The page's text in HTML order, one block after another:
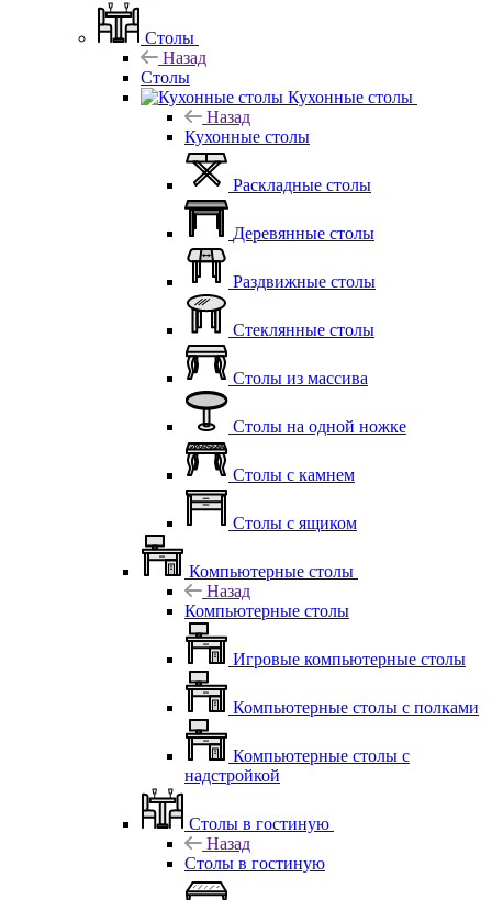
Столы
Назад
Столы
Кухонные столы
Назад
Кухонные столы
Раскладные столы
Деревянные столы
Раздвижные столы
Стеклянные столы
Столы из массива
Столы на одной ножке
Столы с камнем
Столы с ящиком
Компьютерные столы
Назад
Компьютерные столы
Игровые компьютерные столы
Компьютерные столы с полками
Компьютерные столы с
надстройкой
Столы в гостиную
Назад
Столы в гостиную